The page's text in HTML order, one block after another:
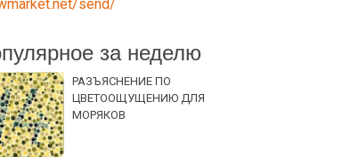
за неделю
РАЗЪЯСНЕНИЕ ПО
ЦВЕТООЩУЩЕНИЮ ДЛЯ
МОРЯКОВ